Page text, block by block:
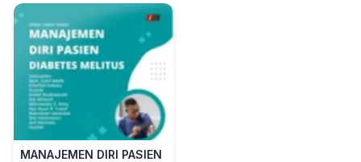
MANAJEMEN DIRI PASIEN